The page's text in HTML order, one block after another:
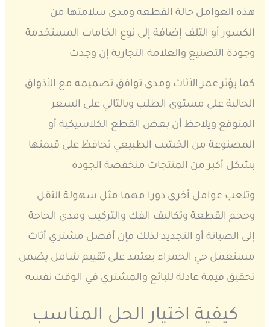
هذه العوامل حالة القطعة ومدى سلامتها من
الكسور أو التلف إضافة إلى نوع الخامات المستخدمة
وجودة التصنيع والعلامة التجارية إن وجدت
كما يؤثر عمر الأثاث ومدى توافق تصميمه مع الأذواق
الحالية على مستوى الطلب وبالتالي على السعر
المتوقع ويلاحظ أن بعض القطع الكلاسيكية أو
المصنوعة من الخشب الطبيعي تحافظ على قيمتها
بشكل أكبر من المنتجات منخفضة الجودة
وتلعب عوامل أخرى دورا مهما مثل سهولة النقل
وحجم القطعة وتكاليف الفك والتركيب ومدى الحاجة
إلى الصيانة أو التجديد لذلك فإن أفضل مشتري أثاث
مستعمل حي الحمراء يعتمد على تقييم شامل يضمن
تحقيق قيمة عادلة للبائع والمشتري في الوقت نفسه
كيفية اختيار الحل المناسب